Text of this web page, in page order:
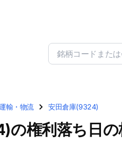
輸・物流 安田倉庫(9324)
の権利落ち日の